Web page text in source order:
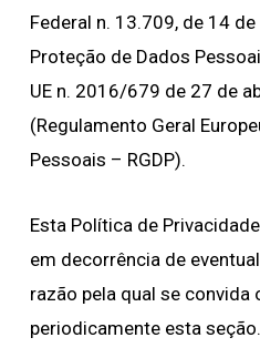
Federal n. 13.709, de 14
Proteção de Dados
UE n. 2016/679 de 27 de
(Regulamento Geral
Pessoais – RGDP).
Esta Política de
em decorrência de
razão pela qual se convida
periodicamente esta seção.